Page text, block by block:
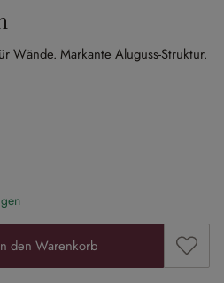
Wände. Markante Aluguss-Struktur.
gewünschten Wert ein oder
den Warenkorb Zum